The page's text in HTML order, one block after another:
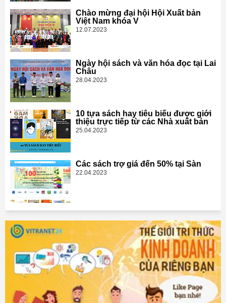
Chào mừng đại hội Hội Xuất bản
Việt Nam khóa V
12.07.2023
Ngày hội sách và văn hóa đọc tại Lai
Châu
28.04.2023
10 tựa sách hay tiêu biểu được giới
thiệu trực tiếp từ các Nhà xuất bản
25.04.2023
Các sách trợ giá đến 50% tại Sàn
22.04.2023